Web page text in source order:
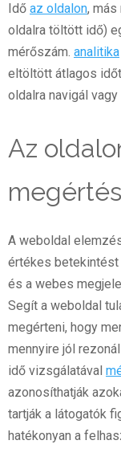
Idő az oldalon,
oldalra töltött idő)
mérőszám. analitika
eltöltött átlagos
oldalra navigál
Az
A weboldal
értékes
és a webes
Segít a weboldal
megérteni, hogy
mennyire jól
idő vizsgálatával
azonosíthatják
tartják a látogatók
hatékonyan a